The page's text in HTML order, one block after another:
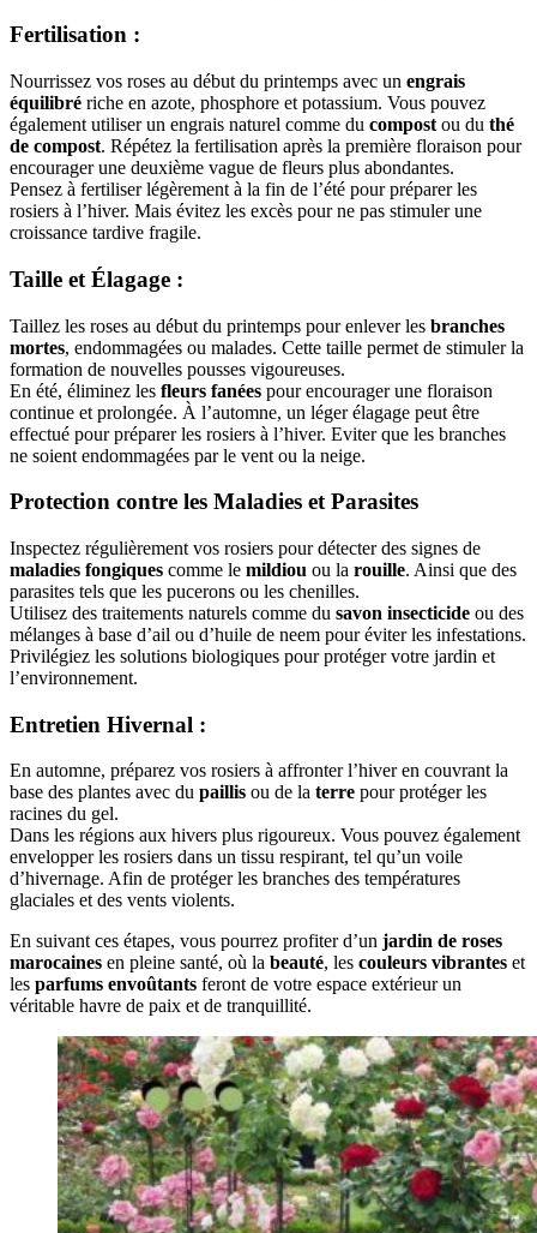
Fertilisation :
Nourrissez vos roses au début du printemps avec un engrais
équilibré riche en azote, phosphore et potassium. Vous pouvez
également utiliser un engrais naturel comme du compost ou du thé
de compost. Répétez la fertilisation après la première floraison pour
encourager une deuxième vague de fleurs plus abondantes.
Pensez à fertiliser légèrement à la fin de l’été pour préparer les
rosiers à l’hiver. Mais évitez les excès pour ne pas stimuler une
croissance tardive fragile.
Taille et Élagage :
Taillez les roses au début du printemps pour enlever les branches
mortes, endommagées ou malades. Cette taille permet de stimuler la
formation de nouvelles pousses vigoureuses.
En été, éliminez les fleurs fanées pour encourager une floraison
continue et prolongée. À l’automne, un léger élagage peut être
effectué pour préparer les rosiers à l’hiver. Eviter que les branches
ne soient endommagées par le vent ou la neige.
Protection contre les Maladies et Parasites
Inspectez régulièrement vos rosiers pour détecter des signes de
maladies fongiques comme le mildiou ou la rouille. Ainsi que des
parasites tels que les pucerons ou les chenilles.
Utilisez des traitements naturels comme du savon insecticide ou des
mélanges à base d’ail ou d’huile de neem pour éviter les infestations.
Privilégiez les solutions biologiques pour protéger votre jardin et
l’environnement.
Entretien Hivernal :
En automne, préparez vos rosiers à affronter l’hiver en couvrant la
base des plantes avec du paillis ou de la terre pour protéger les
racines du gel.
Dans les régions aux hivers plus rigoureux. Vous pouvez également
envelopper les rosiers dans un tissu respirant, tel qu’un voile
d’hivernage. Afin de protéger les branches des températures
glaciales et des vents violents.
En suivant ces étapes, vous pourrez profiter d’un jardin de roses
marocaines en pleine santé, où la beauté, les couleurs vibrantes et
les parfums envoûtants feront de votre espace extérieur un
véritable havre de paix et de tranquillité.